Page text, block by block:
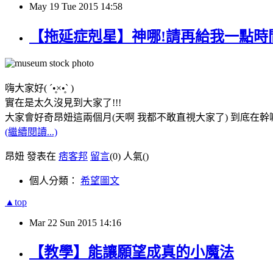
May 19 Tue 2015 14:58
【拖延症剋星】神哪!請再給我一點時
嗨大家好( ´•̥×•̥` )
實在是太久沒見到大家了!!!
大家會好奇昂妞這兩個月(天啊 我都不敢直視大家了) 到底在幹
(繼續閱讀...)
昂妞 發表在 痞客邦 留言(0) 人氣()
個人分類： 希望圖文
▲top
Mar 22 Sun 2015 14:16
【教學】能讓願望成真的小魔法